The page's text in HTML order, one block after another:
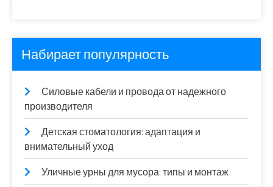
Набирает популярность
Силовые кабели и провода от надежного
производителя
Детская стоматология: адаптация и
внимательный уход
Уличные урны для мусора: типы и монтаж